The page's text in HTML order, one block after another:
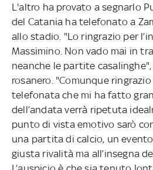
L'altro ha provato a segnarlo
del Catania ha telefonato a
allo stadio. "Lo ringrazio per
Massimino. Non vado mai in
neanche le partite
rosanero. "Comunque
telefonata che mi ha fatto
dell’andata verrà ripetuta
punto di vista emotivo sarò
una partita di calcio, un
giusta rivalità ma all’insegna